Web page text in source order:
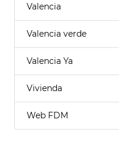
Valencia
Valencia verde
Valencia Ya
Vivienda
Web FDM